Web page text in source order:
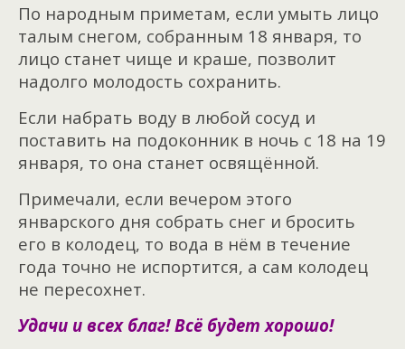
По народным приметам, если умыть лицо
талым снегом, собранным 18 января, то
лицо станет чище и краше, позволит
надолго молодость сохранить.
Если набрать воду в любой сосуд и
поставить на подоконник в ночь с 18 на 19
января, то она станет освящённой.
Примечали, если вечером этого
январского дня собрать снег и бросить
его в колодец, то вода в нём в течение
года точно не испортится, а сам колодец
не пересохнет.
Удачи и всех благ! Всё будет хорошо!